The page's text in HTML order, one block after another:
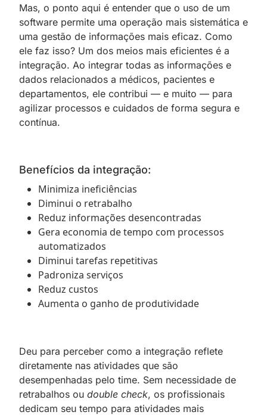
Mas, o ponto aqui é entender que o uso de um
software permite uma operação mais sistemática e
uma gestão de informações mais eficaz. Como
ele faz isso? Um dos meios mais eficientes é a
integração. Ao integrar todas as informações e
dados relacionados a médicos, pacientes e
departamentos, ele contribui — e muito — para
agilizar processos e cuidados de forma segura e
contínua.
Benefícios da integração:
Minimiza ineficiências
Diminui o retrabalho
Reduz informações desencontradas
Gera economia de tempo com processos
automatizados
Diminui tarefas repetitivas
Padroniza serviços
Reduz custos
Aumenta o ganho de produtividade
Deu para perceber como a integração reflete
diretamente nas atividades que são
desempenhadas pelo time. Sem necessidade de
retrabalhos ou double check, os profissionais
dedicam seu tempo para atividades mais